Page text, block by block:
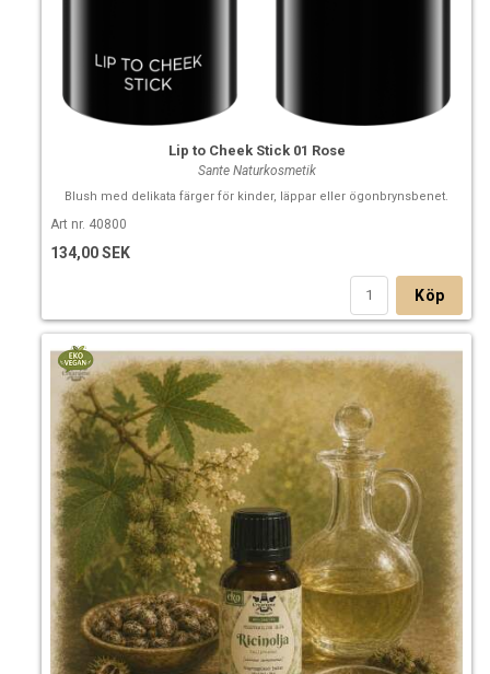
(2) från naturliga eteriska oljor
Lip to Cheek Stick 01 Rose
Sante Naturkosmetik
Blush med delikata färger för kinder, läppar eller ögonbrynsbenet.
Art nr. 40800
134,00 SEK
Köp